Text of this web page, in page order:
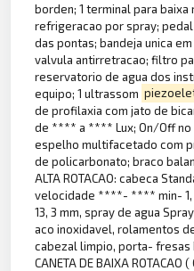
borden; 1 terminal para
refrigeracao por spray;
das pontas; bandeja unica
valvula antirretracao; filtro
reservatorio de agua dos
equipo; 1 ultrassom
de profilaxia com jato de
de **** a **** Lux; On/Off
espelho multifacetado com
de policarbonato; braco
ALTA ROTACAO: cabeca
velocidade ****- **** min- 1,
13, 3 mm, spray de agua
aco inoxidavel, rolamentos
cabezal limpio, porta- fresas
CANETA DE BAIXA ROTACAO